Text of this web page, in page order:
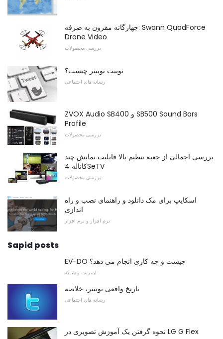
چهارگانه مقرون به صرفه: Swann QuadForce
Drone Video
بررسی محصولات
توییت توییتر چیست؟
رسانه های اجتماعی
ZVOX Audio SB400 و SB500 Sound Bars
Profile
بررسی محصولات
بررسی اجمالی از جعبه تنظیم بالا قابلیت نمایش چند
کاناله 4SeTV
بررسی محصولات
اسکایپ برای مک دانلود و راهنمای نصب و راه
اندازی
نرم افزار و نرم افزار
Sapid posts
EV-DO چیست و چه کاری انجام می دهد؟
اینترنت و شبکه
تاریخ واقعی توییتر، خلاصه
رسانه های اجتماعی
نحوه گرفتن یک آموزش تصویری در LG G Flex